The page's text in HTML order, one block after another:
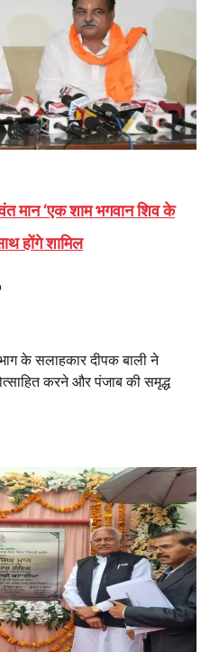
मान ‘एक शाम भगवान शिव के
होंगे शामिल
के सलाहकार दीपक बाली ने
करने और पंजाब की समृद्ध